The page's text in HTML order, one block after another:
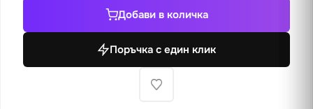
Жена
цвете
Добави в количка
Поръчка с един клик